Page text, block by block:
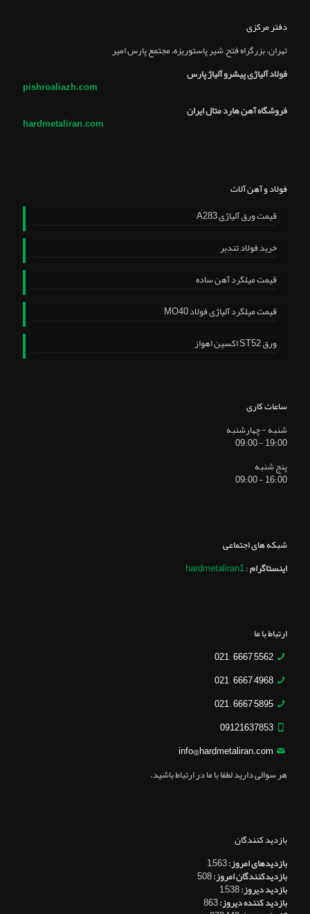
دفتر مرکزی
تهران، بزرگراه فتح, شير پاستوريزه، مجتمع پارس امير
فولاد آلیاژی پیشرو آلیاژ پارس
pishroaliazh.com
فروشگاه آهن هارد متال ایران
hardmetaliran.com
فولاد و آهن آلات
قیمت ورق آلیاژی A283
خرید فولاد تندبر
قیمت میلگرد آهن ساده
قیمت میلگرد آلیاژی فولاد MO40
ورق ST52 اکسین اهواز
ساعات کاری
شنبه - چهارشنبه
19:00 - 09:00
پنج شنبه
16:00 - 09:00
شبکه های اجتماعی
اینستاگرام:
hardmetaliran1
ارتباط با ما
5562 6667 – 021
4968 6667 – 021
5895 6667 – 021
09121637853
info@hardmetaliran.com
هر سوالی دارید لطفا با ما در ارتباط باشید.
بازدید کنندگان
بازدیدهای امروز:1,563
بازدیدکنندگان امروز:508
بازدید دیروز:1,538
بازدید کننده دیروز:863